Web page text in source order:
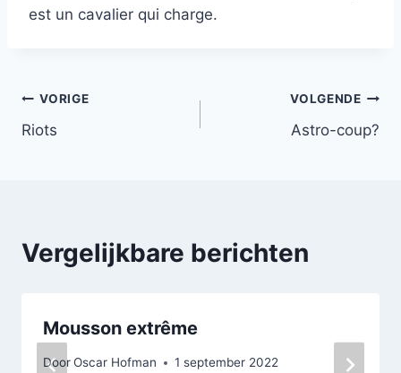
est un cavalier qui charge.
Bericht
navigatie
VORIGE
Riots
VOLGENDE
Astro-coup?
Vergelijkbare berichten
Mousson extrême
DoorOscar Hofman 1 september 2022